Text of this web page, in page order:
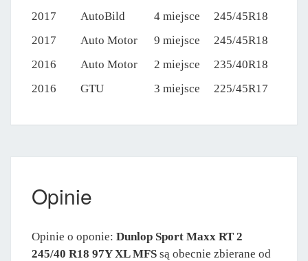
2017
AutoBild 4 miejsce
245/45R18
2017
Auto Motor 9 miejsce
245/45R18
2016
Auto Motor 2 miejsce
235/40R18
2016
GTU 3 miejsce 225/45R17
Opinie
Opinie o oponie: Dunlop Sport Maxx RT 2
245/40 R18 97Y XL MFS są obecnie zbierane od